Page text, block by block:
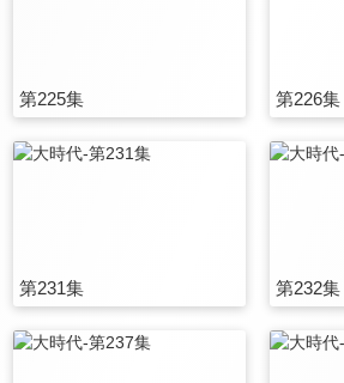
第225集 第226集
第231集 第232集